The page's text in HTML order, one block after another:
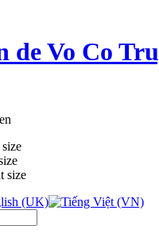
de Vo Co